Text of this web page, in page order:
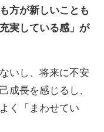
方が新しいことも
実している感」が
いし、将来に不安
成長を感じるし、
く「まわせてい